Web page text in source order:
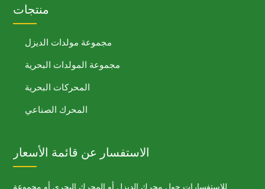
منتجات
مجموعة مولدات الديزل
مجموعة المولدات البحرية
المحركات البحرية
المحرك الصناعي
الاستفسار عن قائمة الأسعار
للاستفسارات حول محرك الديزل أو المحرك البحري أو مجموعة